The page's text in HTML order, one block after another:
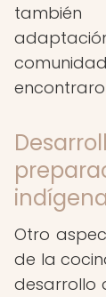
indígena
Otro
de la
desarrollo